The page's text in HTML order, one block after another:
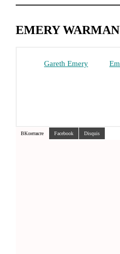
EMERY WARMAN
Gareth Emery
ВКонтакте Facebook Disquis